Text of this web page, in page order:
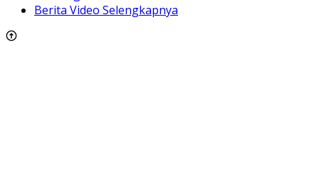
Berita Video Selengkapnya